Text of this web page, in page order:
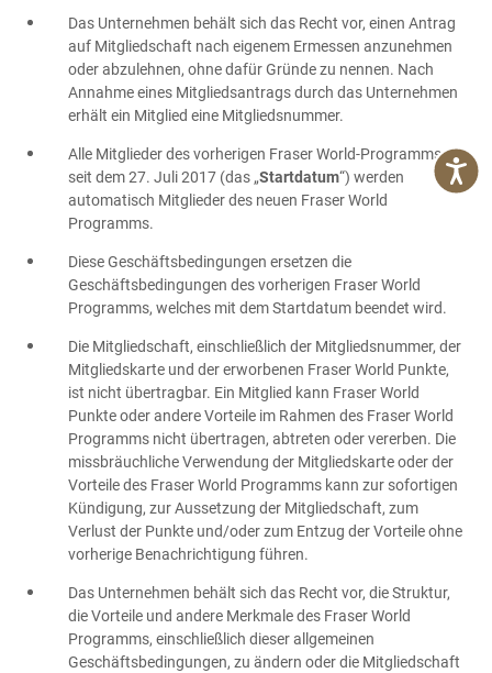
Das Unternehmen behält sich das Recht vor, einen Antrag
auf Mitgliedschaft nach eigenem Ermessen anzunehmen
oder abzulehnen, ohne dafür Gründe zu nennen. Nach
Annahme eines Mitgliedsantrags durch das Unternehmen
erhält ein Mitglied eine Mitgliedsnummer.
Alle Mitglieder des vorherigen Fraser World-Programms
seit dem 27. Juli 2017 (das „Startdatum“) werden
automatisch Mitglieder des neuen Fraser World
Programms.
Diese Geschäftsbedingungen ersetzen die
Geschäftsbedingungen des vorherigen Fraser World
Programms, welches mit dem Startdatum beendet wird.
Die Mitgliedschaft, einschließlich der Mitgliedsnummer, der
Mitgliedskarte und der erworbenen Fraser World Punkte,
ist nicht übertragbar. Ein Mitglied kann Fraser World
Punkte oder andere Vorteile im Rahmen des Fraser World
Programms nicht übertragen, abtreten oder vererben. Die
missbräuchliche Verwendung der Mitgliedskarte oder der
Vorteile des Fraser World Programms kann zur sofortigen
Kündigung, zur Aussetzung der Mitgliedschaft, zum
Verlust der Punkte und/oder zum Entzug der Vorteile ohne
vorherige Benachrichtigung führen.
Das Unternehmen behält sich das Recht vor, die Struktur,
die Vorteile und andere Merkmale des Fraser World
Programms, einschließlich dieser allgemeinen
Geschäftsbedingungen, zu ändern oder die Mitgliedschaft